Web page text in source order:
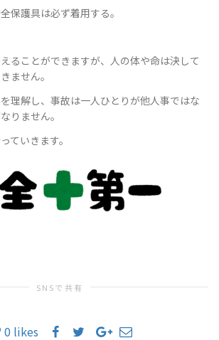
保護具は必ず着用する。
ることができますが、人の体や命は決して
ません。
理解し、事故は一人ひとりが他人事ではな
りません。
ていきます。
SNSで共有
0 likes